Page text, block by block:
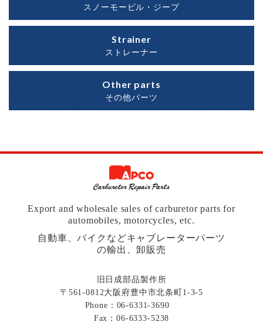
スノーモービル・ジープ
Strainer
ストレーナー
Other parts
その他パーツ
Export and wholesale sales of carburetor parts for
automobiles, motorcycles, etc.
自動車、バイクなどキャブレーターパーツ
の輸出、卸販売
旧日成部品製作所
〒561-0812大阪府豊中市北条町1-3-5
Phone： 06-6331-3690
Fax：06-6333-5238